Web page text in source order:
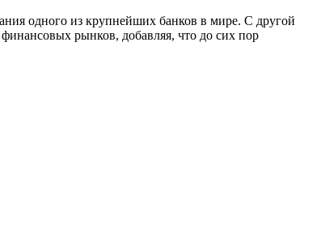
одного из крупнейших банков в мире. С другой
рынков, добавляя, что до сих пор